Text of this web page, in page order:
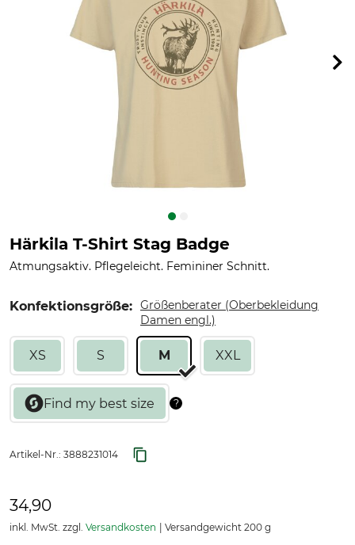
Härkila T-Shirt Stag Badge
Atmungsaktiv. Pflegeleicht. Femininer Schnitt.
Konfektionsgröße: Größenberater (Oberbekleidung
Damen engl.)
XS S M XXL
Artikel-Nr.: 3888231014
34,90
inkl. MwSt. zzgl. Versandkosten Versandgewicht 200 g